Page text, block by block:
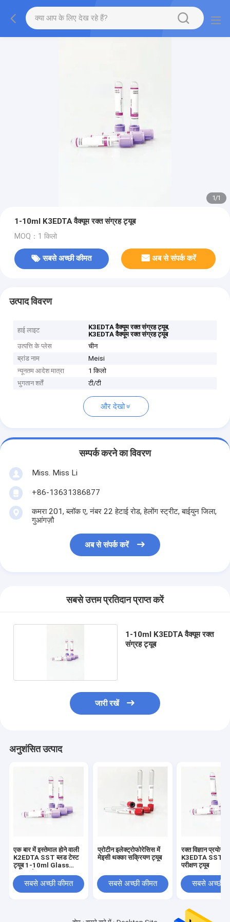
1/1
1-10ml K3EDTA वैक्यूम रक्त संग्रह ट्यूब
MOQ：1 किलो
सबसे अच्छी कीमत अब से संपर्क करें
उत्पाद विवरण
हाई लाइट K3EDTA वैक्यूम रक्त संग्रह ट्यूब,
K3EDTA वैक्यूम रक्त संग्रह ट्यूब
उत्पत्ति के प्लेस
चीन
ब्रांड नाम
Meisi
न्यूनतम आदेश मात्रा
1 किलो
भुगतान शर्तें
टी/टी
और देखो
सम्पर्क करने का विवरण
Miss. Miss Li
+86-13631386877
कमरा 201, ब्लॉक ए, नंबर 22 हेटाई रोड, हेलोंग स्ट्रीट, बाईयुन जिला,
गुआंगज़ौ
अब से संपर्क करें
सबसे उत्तम प्रतिदान प्राप्त करें
1-10ml K3EDTA वैक्यूम रक्त
संग्रह ट्यूब
जारी रखें
अनुशंसित उत्पाद
एक बार में इस्तेमाल होने वाली
K2EDTA SST ब्लड टेस्ट
ट्यूब 1-10ml Glass
सबसे अच्छी कीमत
प्रोटीन इलेक्ट्रोफोरेसिस में
मेइसी थक्का सक्रियण ट्यूब
सबसे अच्छी कीमत
रक्त विज्ञान
K3EDTA SST
परीक्षण ट्यूब
सबसे अच्छी